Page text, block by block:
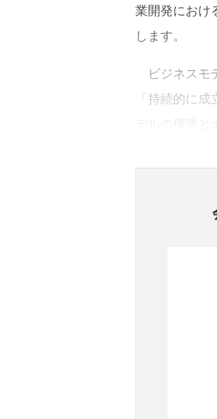
業開発におけ
します。
ビジネスモ
「持続的に